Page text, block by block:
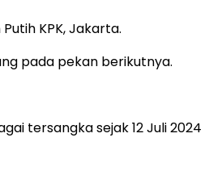
KPK, Jakarta.
pada pekan berikutnya.
tersangka sejak 12 Juli 2024